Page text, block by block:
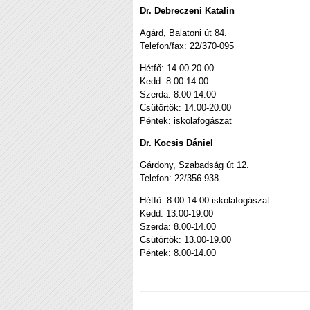
Dr. Debreczeni Katalin
Agárd, Balatoni út 84.
Telefon/fax: 22/370-095
Hétfő: 14.00-20.00
Kedd: 8.00-14.00
Szerda: 8.00-14.00
Csütörtök: 14.00-20.00
Péntek: iskolafogászat
Dr. Kocsis Dániel
Gárdony, Szabadság út 12.
Telefon: 22/356-938
Hétfő: 8.00-14.00 iskolafogászat
Kedd: 13.00-19.00
Szerda: 8.00-14.00
Csütörtök: 13.00-19.00
Péntek: 8.00-14.00